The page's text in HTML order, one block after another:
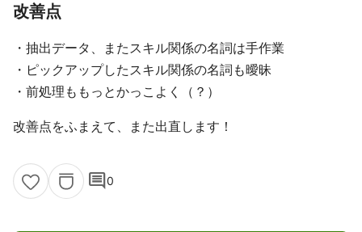
改善点
・抽出データ、またスキル関係の名詞は手作業
・ピックアップしたスキル関係の名詞も曖昧
・前処理ももっとかっこよく（？）
改善点をふまえて、また出直します！
comment0